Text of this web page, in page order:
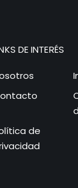
DE INTERÉS
de